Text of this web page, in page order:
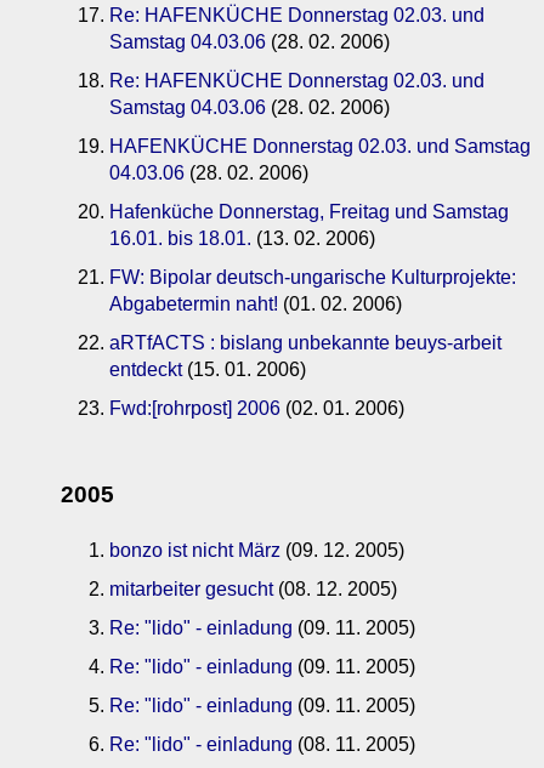
Re: HAFENKÜCHE Donnerstag 02.03. und
Samstag 04.03.06 (28. 02. 2006)
Re: HAFENKÜCHE Donnerstag 02.03. und
Samstag 04.03.06 (28. 02. 2006)
HAFENKÜCHE Donnerstag 02.03. und Samstag
04.03.06 (28. 02. 2006)
Hafenküche Donnerstag, Freitag und Samstag
16.01. bis 18.01. (13. 02. 2006)
FW: Bipolar deutsch-ungarische Kulturprojekte:
Abgabetermin naht! (01. 02. 2006)
aRTfACTS : bislang unbekannte beuys-arbeit
entdeckt(15. 01. 2006)
Fwd:[rohrpost] 2006 (02. 01. 2006)
2005
bonzo ist nicht März (09. 12. 2005)
mitarbeiter gesucht(08. 12. 2005)
Re: "lido" - einladung (09. 11. 2005)
Re: "lido" - einladung (09. 11. 2005)
Re: "lido" - einladung (09. 11. 2005)
Re: "lido" - einladung (08. 11. 2005)